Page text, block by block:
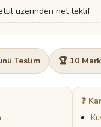
üzerinden net teklif
Teslim 🏆 10
❓